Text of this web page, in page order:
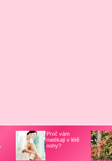
Proč vám
natékají v létě
nohy?